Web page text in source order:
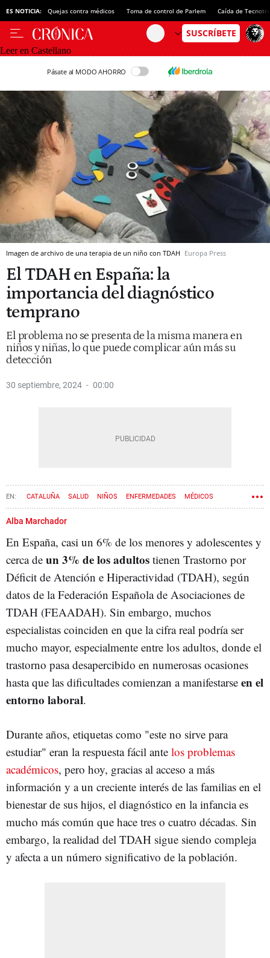
ES NOTICIA: Quejas contra médicos Toma de control de Parlem Caída de
Leer en Castellano
Pásate al MODO AHORRO
Imagen de archivo de una terapia de un niño con TDAH Europa Press
El TDAH en España: la
importancia del diagnóstico
temprano
El problema no se presenta de la misma manera en
niños y niñas, lo que puede complicar aún más su
detección
30 septiembre, 2024 00:00
CATALUÑA SALUD NIÑOS ENFERMEDADES MÉDICOS
SALUD MENTAL
Alba Marchador
En España, casi un 6% de los menores y adolescentes y
cerca de un 3% de los adultos tienen Trastorno por
Déficit de Atención e Hiperactividad (TDAH), según
datos de la Federación Española de Asociaciones de
TDAH (FEAADAH). Sin embargo, muchos
especialistas coinciden en que la cifra real podría ser
mucho mayor, especialmente entre los adultos, donde el
trastorno pasa desapercibido en numerosas ocasiones
hasta que las dificultades comienzan a manifestarse en el
entorno laboral.
Durante años, etiquetas como "este no sirve para
estudiar" eran la respuesta fácil ante los problemas
académicos, pero hoy, gracias al acceso a más
información y a un creciente interés de las familias en el
bienestar de sus hijos, el diagnóstico en la infancia es
mucho más común que hace tres o cuatro décadas. Sin
embargo, la realidad del TDAH sigue siendo compleja
y afecta a un número significativo de la población.